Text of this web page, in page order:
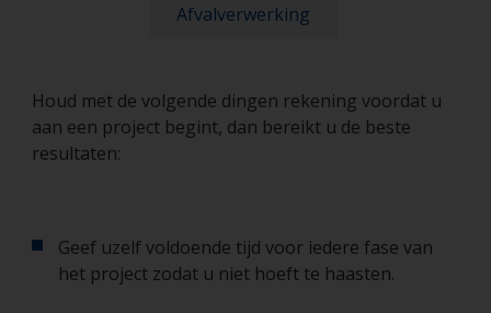
Afvalverwerking
Houd met de volgende dingen rekening voordat u
aan een project begint, dan bereikt u de beste
resultaten:
Geef uzelf voldoende tijd voor iedere fase van
het project zodat u niet hoeft te haasten.